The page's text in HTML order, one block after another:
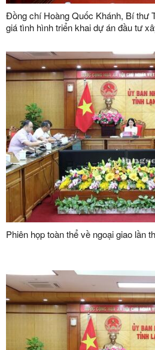
Đồng chí Hoàng Quốc Khánh, Bí thư
giá tình hình triển khai dự án đầu tư
Phiên họp toàn thể về ngoại giao lần